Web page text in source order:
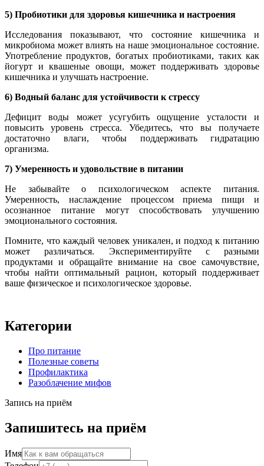
5) Пробиотики для здоровья кишечника и настроения
Исследования показывают, что состояние кишечника и
микробиома может влиять на наше эмоциональное состояние.
Употребление продуктов, богатых пробиотиками, таких как
йогурт и квашеные овощи, может поддерживать здоровье
кишечника и улучшать настроение.
6) Водный баланс для устойчивости к стрессу
Дефицит воды может усугубить ощущение усталости и
повысить уровень стресса. Убедитесь, что вы получаете
достаточно влаги, чтобы поддерживать гидратацию
организма.
7) Умеренность и удовольствие в питании
Не забывайте о психологическом аспекте питания.
Умеренность, наслаждение процессом приема пищи и
осознанное питание могут способствовать улучшению
эмоционального состояния.
Помните, что каждый человек уникален, и подход к питанию
может различаться. Экспериментируйте с разными
продуктами и обращайте внимание на свое самочувствие,
чтобы найти оптимальный рацион, который поддерживает
ваше физическое и психологическое здоровье.
Категории
Про питание
Полезные советы
Профилактика
Разоблачение мифов
Запись на приём
Запишитесь на приём
Имя